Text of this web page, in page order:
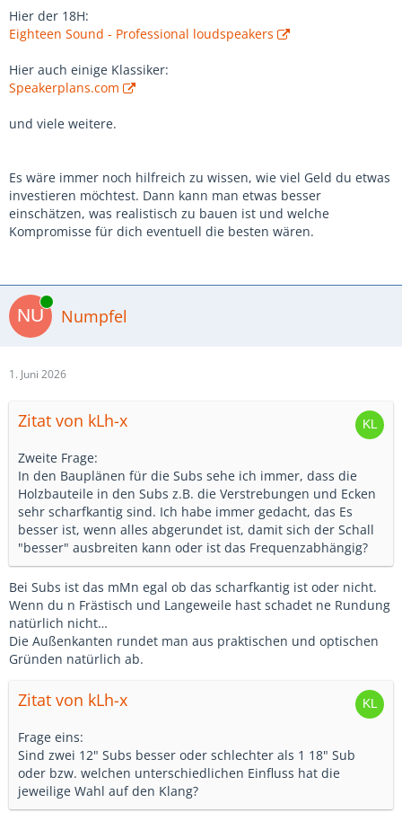
Hier der 18H:
Eighteen Sound - Professional loudspeakers
Hier auch einige Klassiker:
Speakerplans.com
und viele weitere.
Es wäre immer noch hilfreich zu wissen, wie viel Geld du etwas
investieren möchtest. Dann kann man etwas besser
einschätzen, was realistisch zu bauen ist und welche
Kompromisse für dich eventuell die besten wären.
Online
Numpfel
1. Juni 2026
Zitat von kLh-x
Zweite Frage:
In den Bauplänen für die Subs sehe ich immer, dass die
Holzbauteile in den Subs z.B. die Verstrebungen und Ecken
sehr scharfkantig sind. Ich habe immer gedacht, das Es
besser ist, wenn alles abgerundet ist, damit sich der Schall
"besser" ausbreiten kann oder ist das Frequenzabhängig?
Bei Subs ist das mMn egal ob das scharfkantig ist oder nicht.
Wenn du n Frästisch und Langeweile hast schadet ne Rundung
natürlich nicht…
Die Außenkanten rundet man aus praktischen und optischen
Gründen natürlich ab.
Zitat von kLh-x
Frage eins:
Sind zwei 12" Subs besser oder schlechter als 1 18" Sub
oder bzw. welchen unterschiedlichen Einfluss hat die
jeweilige Wahl auf den Klang?